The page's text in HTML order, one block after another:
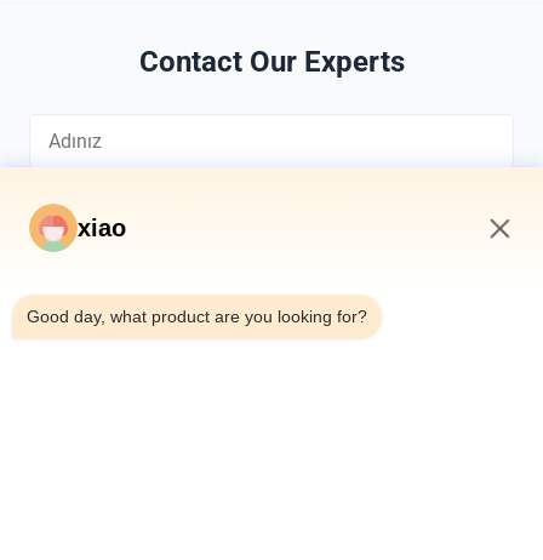
Contact Our Experts
*
xiao
Good day, what product are you looking for?